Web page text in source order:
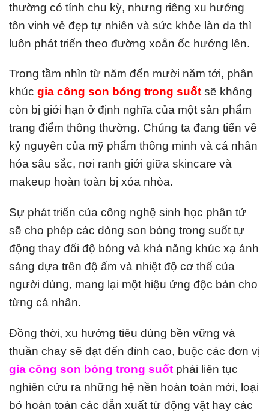
thường có tính chu kỳ, nhưng riêng xu hướng
tôn vinh vẻ đẹp tự nhiên và sức khỏe làn da thì
luôn phát triển theo đường xoắn ốc hướng lên.
Trong tầm nhìn từ năm đến mười năm tới, phân
khúc gia công son bóng trong suốt sẽ không
còn bị giới hạn ở định nghĩa của một sản phẩm
trang điểm thông thường. Chúng ta đang tiến về
kỷ nguyên của mỹ phẩm thông minh và cá nhân
hóa sâu sắc, nơi ranh giới giữa skincare và
makeup hoàn toàn bị xóa nhòa.
Sự phát triển của công nghệ sinh học phân tử
sẽ cho phép các dòng son bóng trong suốt tự
động thay đổi độ bóng và khả năng khúc xạ ánh
sáng dựa trên độ ẩm và nhiệt độ cơ thể của
người dùng, mang lại một hiệu ứng độc bản cho
từng cá nhân.
Đồng thời, xu hướng tiêu dùng bền vững và
thuần chay sẽ đạt đến đỉnh cao, buộc các đơn vị
gia công son bóng trong suốt phải liên tục
nghiên cứu ra những hệ nền hoàn toàn mới, loại
bỏ hoàn toàn các dẫn xuất từ động vật hay các